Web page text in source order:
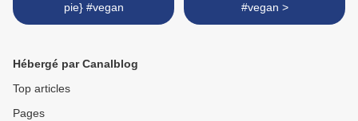
pie} #vegan
#vegan >
Hébergé par Canalblog
Top articles
Pages